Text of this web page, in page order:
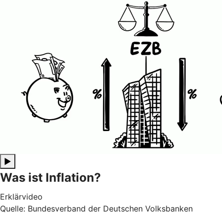
▶
Was ist Inflation?
Erklärvideo
Quelle: Bundesverband der Deutschen Volksbanken